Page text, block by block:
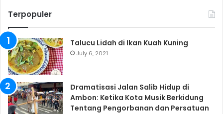
Terpopuler
Talucu Lidah di Ikan Kuah Kuning
July 6, 2021
Dramatisasi Jalan Salib Hidup di
Ambon: Ketika Kota Musik Berkidung
Tentang Pengorbanan dan Persatuan